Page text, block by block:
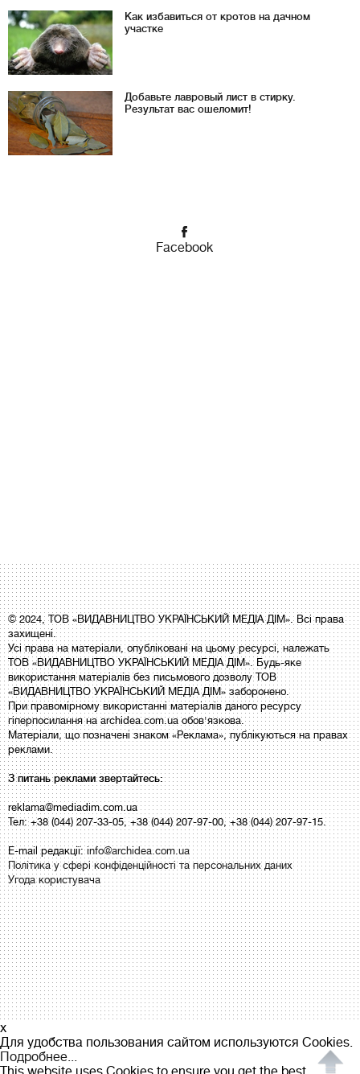
Как избавиться от кротов на дачном
участке
Добавьте лавровый лист в стирку.
Результат вас ошеломит!
Facebook
© 2024, ТОВ «ВИДАВНИЦТВО УКРАЇНСЬКИЙ МЕДІА ДІМ». Всі права
захищені.
Усі права на матеріали, опубліковані на цьому ресурсі, належать
ТОВ «ВИДАВНИЦТВО УКРАЇНСЬКИЙ МЕДІА ДІМ». Будь-яке
використання матеріалів без письмового дозволу ТОВ
«ВИДАВНИЦТВО УКРАЇНСЬКИЙ МЕДІА ДІМ» заборонено.
При правомірному використанні матеріалів даного ресурсу
гіперпосилання на archidea.com.ua обов'язкова.
Матеріали, що позначені знаком «Реклама», публікуються на правах
реклами.
З питань реклами звертайтесь:
reklama@mediadim.com.ua
Тел: +38 (044) 207-33-05, +38 (044) 207-97-00, +38 (044) 207-97-15.
E-mail редакції:info@archidea.com.ua
Політика у сфері конфіденційності та персональних даних
Угода користувача
x
Для удобства пользования сайтом используются Cookies.
Подробнее...